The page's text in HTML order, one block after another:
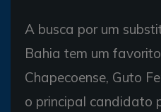
A busca por um
Bahia tem um
Chapecoense, Guto
o principal candidato